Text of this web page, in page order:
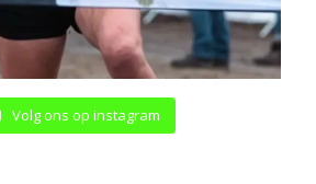
Volg ons op instagram